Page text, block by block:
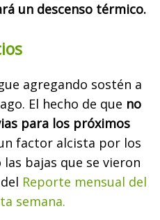
un descenso térmico.
agregando sostén a
El hecho de que no
para los próximos
factor alcista por los
bajas que se vieron
Reporte mensual del
semana.